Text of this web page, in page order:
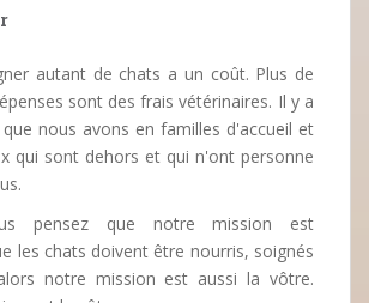
autant de chats a un coût. Plus de
sont des frais vétérinaires. Il y a
nous avons en familles d'accueil et
qui sont dehors et qui n'ont personne
pensez que notre mission est
les chats doivent être nourris, soignés
notre mission est aussi la vôtre.